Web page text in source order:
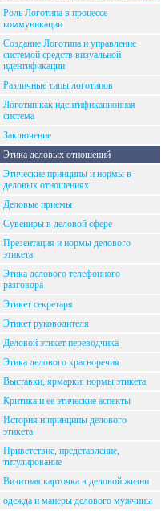
Роль Логотипа в процессе
коммуникации
Создание Логотипа и управление
системой средств визуальной
идентификации
Различные типы логотипов
Логотип как идентификационная
система
Заключение
Этика деловых отношений
Этические принципы и нормы в
деловых отношениях
Деловые приемы
Сувениры в деловой сфере
Презентация и нормы делового
этикета
Этика делового телефонного
разговора
Этикет секретаря
Этикет руководителя
Деловой этикет переводчика
Этика делового красноречия
Выставки, ярмарки: нормы этикета
Критика и ее этические аспекты
История и принципы делового
этикета
Приветствие, представление,
титулирование
Визитная карточка в деловой жизни
одежда и манеры делового мужчины